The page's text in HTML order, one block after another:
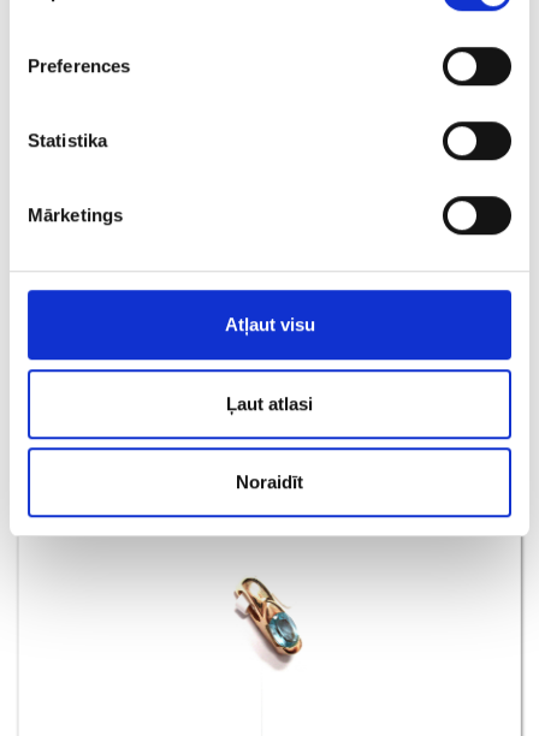
Preferences
Statistika
Mārketings
Atļaut visu
Ļaut atlasi
Noraidīt
Gredzens ar briljantiem (0.03ct), smaragdu (0.05ct) 710-1261
€ 190.00
PIEVIENOT GROZAM